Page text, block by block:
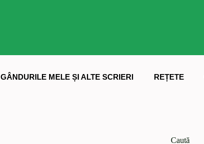
GÂNDURILE MELE ȘI ALTE SCRIERI REȚETE
Caută